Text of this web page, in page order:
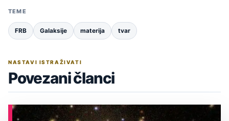
TEME
FRB Galaksije materija tvar
NASTAVI ISTRAŽIVATI
Povezani članci